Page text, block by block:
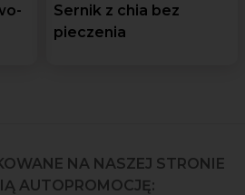
Sernik z chia bez
pieczenia
NA NASZEJ STRONIE
AUTOPROMOCJĘ: